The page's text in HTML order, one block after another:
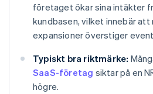
företaget ökar sina intäkter
kundbasen, vilket innebär att
expansioner överstiger
Typiskt bra riktmärke:
SaaS-företag siktar på en
högre.